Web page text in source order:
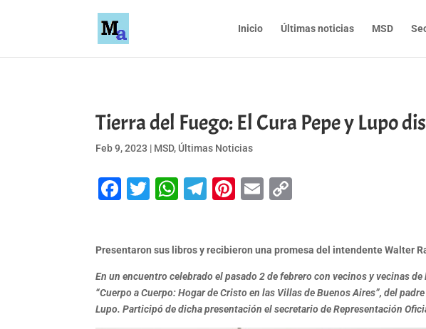
Inicio Últimas noticias MSD
Tierra del Fuego: El Cura Pepe y Lupo
Feb 9, 2023 | MSD, Últimas Noticias
Facebook
Twitter
WhatsApp
Telegram
Pinterest
Email
Presentaron sus libros y recibieron una promesa del intendente Walter
En un encuentro celebrado el pasado 2 de febrero con vecinos y vecinas
“Cuerpo a Cuerpo: Hogar de Cristo en las Villas de Buenos Aires”, del
Lupo. Participó de dicha presentación el secretario de Representación